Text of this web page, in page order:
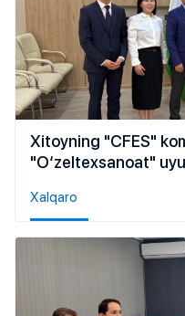
Xitoyning "CFES"
"O‘zeltexsanoat"
Xalqaro